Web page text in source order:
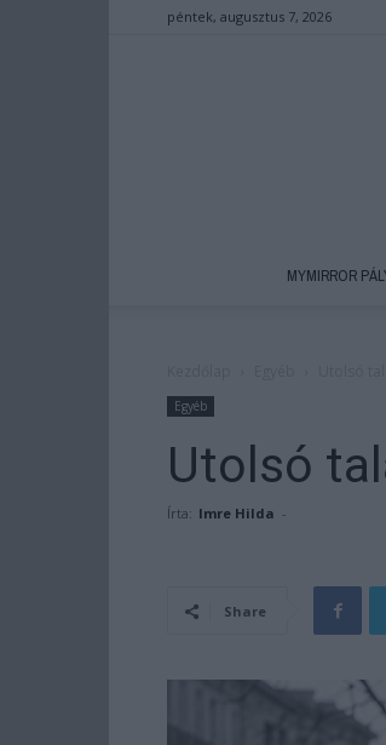
péntek, augusztus 7, 2026
MYMIRROR
Egyéb
Utolsó
Írta: Imre Hilda -
Share